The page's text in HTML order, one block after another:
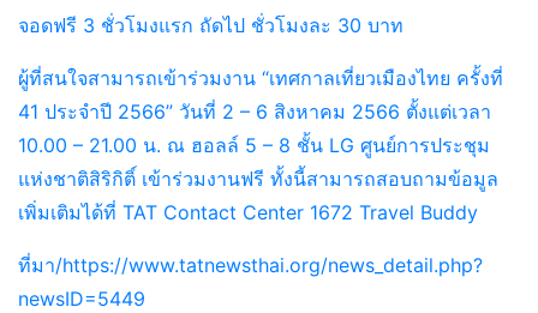
จอดฟรี 3 ชั่วโมงแรก ถัดไป ชั่วโมงละ 30 บาท
ผู้ที่สนใจสามารถเข้าร่วมงาน “เทศกาลเที่ยวเมืองไทย ครั้งที่
41 ประจำปี 2566” วันที่ 2 – 6 สิงหาคม 2566 ตั้งแต่เวลา
10.00 – 21.00 น. ณ ฮอลล์ 5 – 8 ชั้น LG ศูนย์การประชุม
แห่งชาติสิริกิติ์ เข้าร่วมงานฟรี ทั้งนี้สามารถสอบถามข้อมูล
เพิ่มเติมได้ที่ TAT Contact Center 1672 Travel Buddy
ที่มา/https://www.tatnewsthai.org/news_detail.php?
newsID=5449